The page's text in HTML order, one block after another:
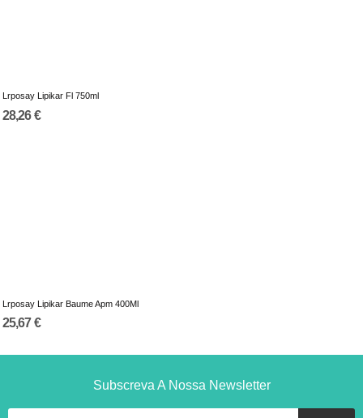
Lrposay Lipikar Fl 750ml
28,26 €
Lrposay Lipikar Baume Apm 400Ml
25,67 €
Subscreva A Nossa Newsletter